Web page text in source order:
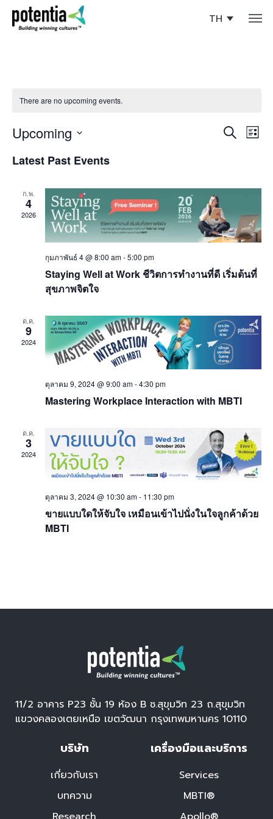
TH
There are no upcoming events.
E
n
t
s
S
a
r
c
a
n
d
V
i
e
a
i
SearchE
V
i
w
a
v
g
o
n
List
Upcoming
Latest Past Events
ก.พ.
4
2026
กุมภาพันธ์ 4 @ 8:00 am-5:00 pm
Staying Well at Work ชีวิตการทำงานที่ดี เริ่มต้นที่
สุขภาพจิตใจ
ต.ค.
9
2024
ตุลาคม 9, 2024 @ 9:00 am-4:30 pm
Mastering Workplace Interaction with MBTI
ต.ค.
3
2024
ตุลาคม 3, 2024 @ 10:30 am- 11:30 pm
ขายแบบใดให้จับใจ เหมือนเข้าไปนั่งในใจลูกค้าด้วย
MBTI
11/2 อาคาร P23 ชั้น 19 ห้อง B ซ.สุขุมวิท 23 ถ.สุขุมวิท
แขวงคลองเตยเหนือ เขตวัฒนา กรุงเทพมหานคร 10110
บริษัท
เกี่ยวกับเรา
บทความ
เครื่องมือและบริการ
Services
MBTI®